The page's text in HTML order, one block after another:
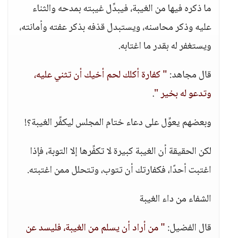
ما ذكره فيها من الغيبة، فيبدِّل غيبته بمدحه والثناء
عليه وذكر محاسنه، ويستبدل قذفه بذكر عفته وأمانته،
ويستغفر له بقدر ما اغتابه.
قال مجاهد:" كفارة أكلك لحم أخيك أن تثني عليه،
وتدعو له بخير ".
وبعضهم يعوِّل على دعاء ختام المجلس ليكفِّر الغيبة؟!
لكن الحقيقة أن الغيبة كبيرة لا تكفِّرها إلا التوبة، فإذا
اغتبت أحدًا، فكفارتك أن تتوب، وتتحلل ممن اغتبته.
الشفاء من داء الغيبة
قال الفضيل:" من أراد أن يسلم من الغيبة، فليسد عن